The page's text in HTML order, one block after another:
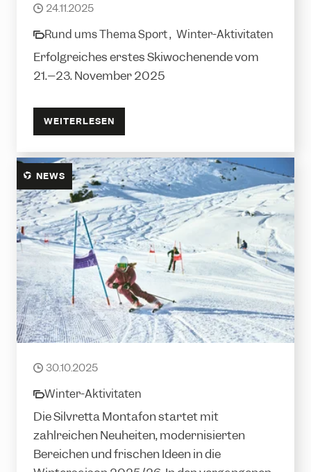
date
24.11.2025
category
Rund ums Thema Sport , Winter-Aktivitäten
Erfolgreiches erstes Skiwochenende vom
21.–23. November 2025
WEITERLESEN
NEWS
date
30.10.2025
category
Winter-Aktivitäten
Die Silvretta Montafon startet mit
zahlreichen Neuheiten, modernisierten
Bereichen und frischen Ideen in die